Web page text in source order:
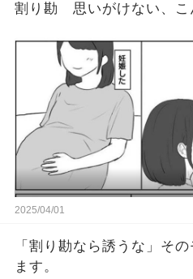
割り勘 思いがけない、こ
2025/04/01
「割り勘なら誘うな」そ
ます。